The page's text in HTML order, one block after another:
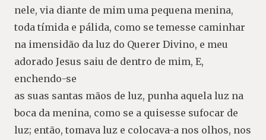
nele, via diante de mim uma pequena menina,
toda tímida e pálida, como se temesse caminhar
na imensidão da luz do Querer Divino, e meu
adorado Jesus saiu de dentro de mim, E,
enchendo-se
as suas santas mãos de luz, punha aquela luz na
boca da menina, como se a quisesse sufocar de
luz; então, tomava luz e colocava-a nos olhos, nos